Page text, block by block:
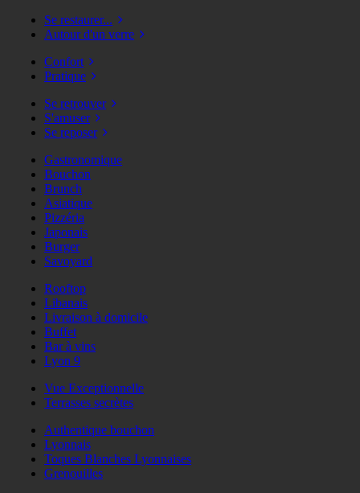
Se restaurer...
Autour d'un verre
Confort
Pratique
Se retrouver
S'amuser
Se reposer
Gastronomique
Bouchon
Brunch
Asiatique
Pizzéria
Japonais
Burger
Savoyard
Rooftop
Libanais
Livraison à domicile
Buffet
Bar à vins
Lyon 9
Vue Exceptionnelle
Terrasses secrètes
Authentique bouchon
Lyonnais
Toques Blanches Lyonnaises
Grenouilles